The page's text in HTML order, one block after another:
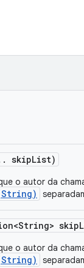
. skipList)
o autor da
skip
o autor da